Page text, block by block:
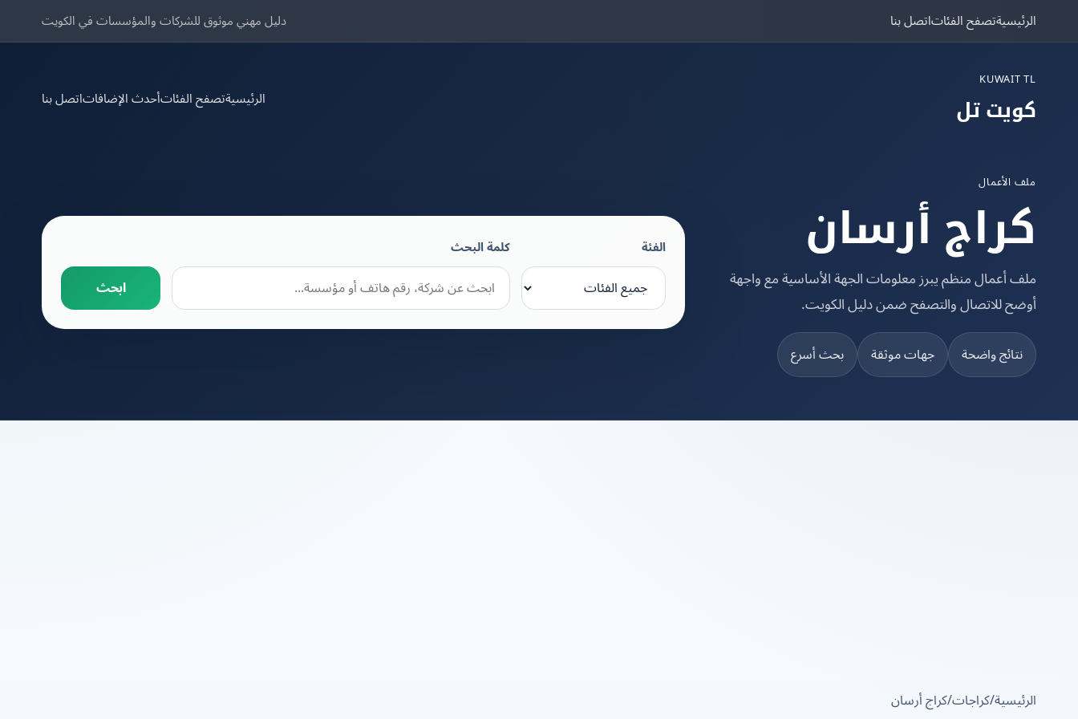
الرئيسيةتصفح الفئاتاتصل بنا دليل مهني موثوق للشركات والمؤسسات في الكويت
KUWAIT TL
كويت تل
الرئيسيةتصفح الفئاتأحدث الإضافاتاتصل بنا
ملف الأعمال
كراج أرسان
ملف أعمال منظم يبرز معلومات الجهة الأساسية مع واجهة
أوضح للاتصال والتصفح ضمن دليل الكويت.
نتائج واضحة جهات موثقة بحث أسرع
الفئة كلمة البحث
ابحث
الرئيسية/كراجات/كراج أرسان